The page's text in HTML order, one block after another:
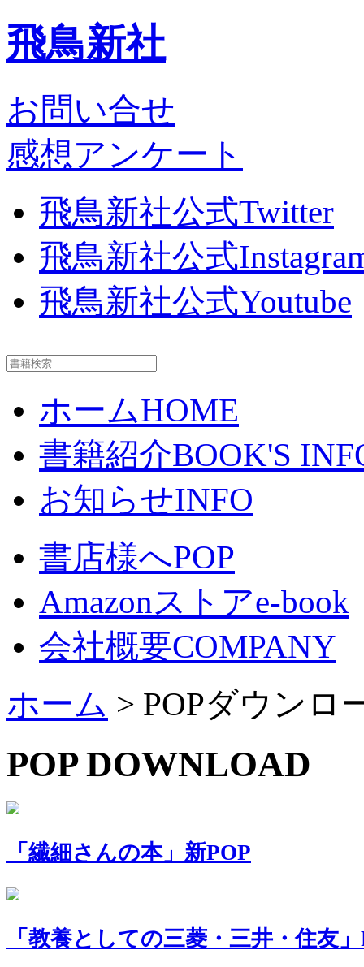
飛鳥新社
お問い合せ
感想アンケート
飛鳥新社公式Twitter
飛鳥新社公式
飛鳥新社公式Youtube
ホームHOME
書籍紹介BOOK'S
お知らせINFO
書店様へPOP
Amazonストアe-book
会社概要COMPANY
ホーム > POPダウンロ
POP DOWNLOAD
「繊細さんの本」新POP
「教養としての三菱・三井・住友